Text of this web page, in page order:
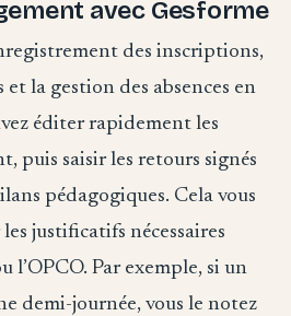
avec Gesforme
des inscriptions,
et la gestion des absences en
éditer rapidement les
puis saisir les retours signés
pédagogiques. Cela vous
justificatifs nécessaires
l’OPCO. Par exemple, si un
demi-journée, vous le notez